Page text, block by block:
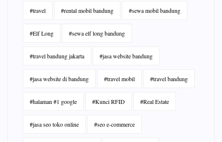
#travel #rental mobil bandung #sewa mobil bandung
#Elf Long #sewa elf long bandung
#travel bandung jakarta #jasa website bandung
#jasa website di bandung #travel mobil #travel bandung
#halaman #1 google #Kunci RFID #Real Estate
#jasa seo toko online #seo e-commerce